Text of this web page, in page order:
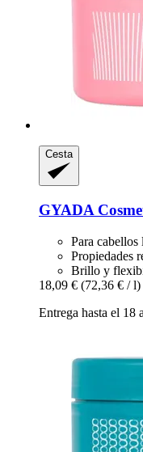
Cesta
GYADA
Para cabellos
Propiedades
Brillo y
18,09 € (72,36 € / l)
Entrega hasta el 18